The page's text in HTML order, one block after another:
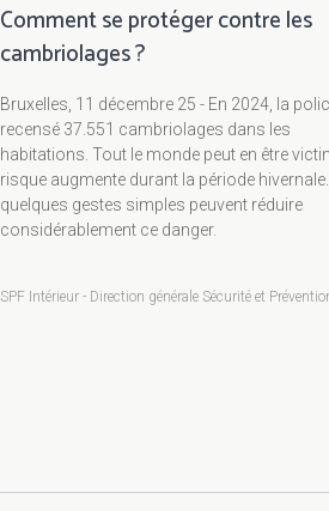
Comment se protéger contre les
cambriolages ?
Bruxelles, 11 décembre 25 - En 2024, la
recensé 37.551 cambriolages dans les
habitations. Tout le monde peut en être
risque augmente durant la période
quelques gestes simples peuvent réduire
considérablement ce danger.
SPF Intérieur - Direction générale Sécurité et